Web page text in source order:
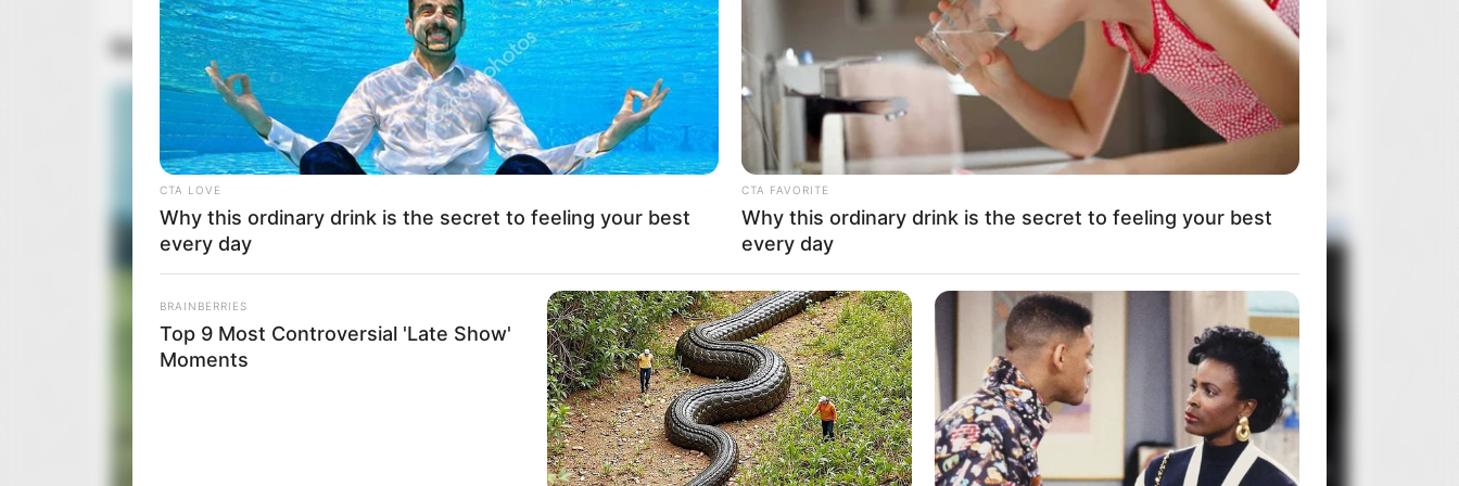
Nowości odPrime Videoi Netfliksa Mefisto Dzisiaj o 14:00
Wojciech Has
slavekg Dzisiaj o 11:21
Arrow Video
Wolfman Dzisiaj o 10:45
Miesiąca Roku
1 Brutalista
2 Mortal Kombat II
CTA LOVE
Why this ordinary drink is the secret to feeling your best
every day
CTA FAVORITE
Why this ordinary drink is the secret to feeling your best
every day
BRAINBERRIES
Top 9 Most Controversial 'Late Show'
Moments
BRAINBERRIES
You Wouldn't Believe It If It Wasn't Caught On Camera!
BRAINBERRIES
To Steamy To Stream? Not For The Bridgertons! 9 Must-
See Scenes